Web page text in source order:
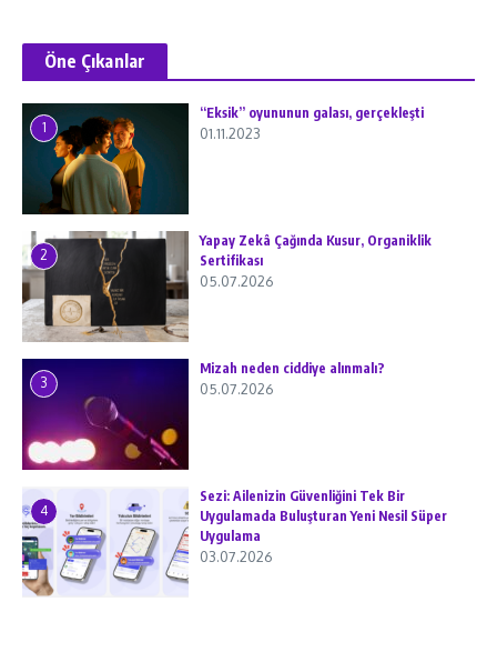
Öne Çıkanlar
1
“Eksik” oyununun galası, gerçekleşti
01.11.2023
2
Yapay Zekâ Çağında Kusur, Organiklik
Sertifikası
05.07.2026
3
Mizah neden ciddiye alınmalı?
05.07.2026
4
Sezi: Ailenizin Güvenliğini Tek Bir
Uygulamada Buluşturan Yeni Nesil Süper
Uygulama
03.07.2026